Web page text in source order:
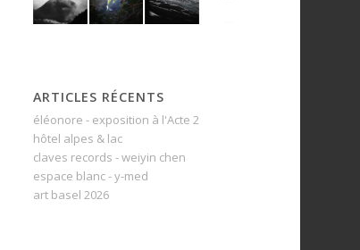
ARTICLES RÉCENTS
éléonore - exposition à l'Acte 2
hôtel alpes & lac
claves records - weiyin chen
espace blanc - y-med
art basel 2026